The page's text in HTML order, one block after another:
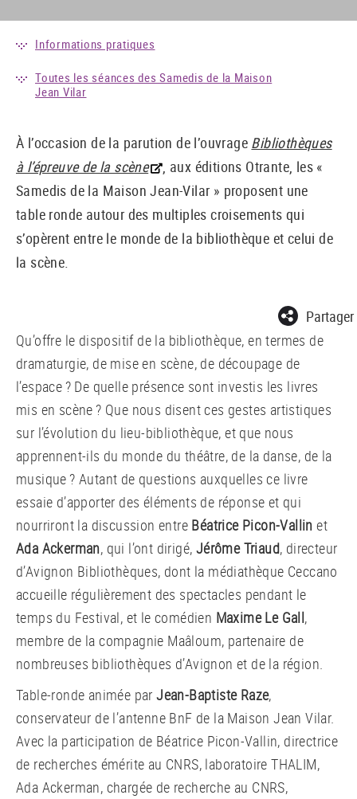
Informations pratiques
Toutes les séances des Samedis de la Maison
Jean Vilar
À l’occasion de la parution de l’ouvrage Bibliothèques
à l’épreuve de la scène
, aux éditions Otrante, les «
Samedis de la Maison Jean-Vilar » proposent une
table ronde autour des multiples croisements qui
s’opèrent entre le monde de la bibliothèque et celui de
la scène.
Partager
Qu’offre le dispositif de la bibliothèque, en termes de
dramaturgie, de mise en scène, de découpage de
l’espace ? De quelle présence sont investis les livres
mis en scène ? Que nous disent ces gestes artistiques
sur l’évolution du lieu-bibliothèque, et que nous
apprennent-ils du monde du théâtre, de la danse, de la
musique ? Autant de questions auxquelles ce livre
essaie d’apporter des éléments de réponse et qui
nourriront la discussion entre Béatrice Picon-Vallin et
Ada Ackerman, qui l’ont dirigé, Jérôme Triaud, directeur
d’Avignon Bibliothèques, dont la médiathèque Ceccano
accueille régulièrement des spectacles pendant le
temps du Festival, et le comédien Maxime Le Gall,
membre de la compagnie Maâloum, partenaire de
nombreuses bibliothèques d’Avignon et de la région.
Table-ronde animée parJean-Baptiste Raze,
conservateur de l’antenne BnF de la Maison Jean Vilar.
Avec la participation de Béatrice Picon-Vallin, directrice
de recherches émérite au CNRS, laboratoire THALIM,
Ada Ackerman, chargée de recherche au CNRS,